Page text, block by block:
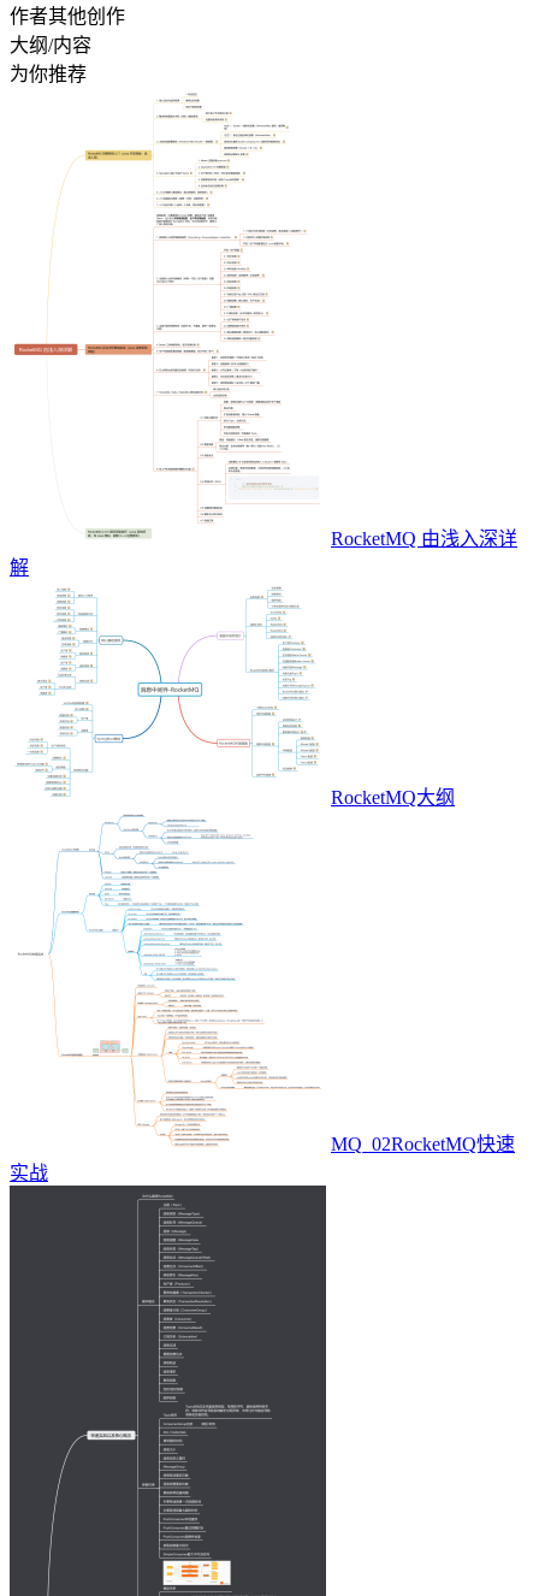
作者其他创作
大纲/内容
为你推荐
RocketMQ 由浅入深详
解
RocketMQ大纲
MQ_02RocketMQ快速
实战